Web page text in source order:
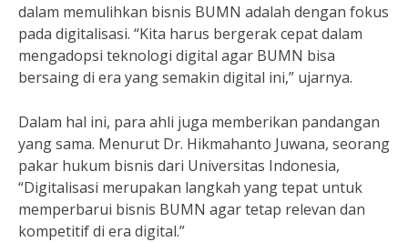
dalam memulihkan bisnis BUMN adalah dengan fokus
pada digitalisasi. “Kita harus bergerak cepat dalam
mengadopsi teknologi digital agar BUMN bisa
bersaing di era yang semakin digital ini,” ujarnya.
Dalam hal ini, para ahli juga memberikan pandangan
yang sama. Menurut Dr. Hikmahanto Juwana, seorang
pakar hukum bisnis dari Universitas Indonesia,
“Digitalisasi merupakan langkah yang tepat untuk
memperbarui bisnis BUMN agar tetap relevan dan
kompetitif di era digital.”